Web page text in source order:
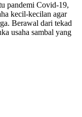
pandemi Covid-19,
kecil-kecilan agar
Berawal dari tekad
usaha sambal yang